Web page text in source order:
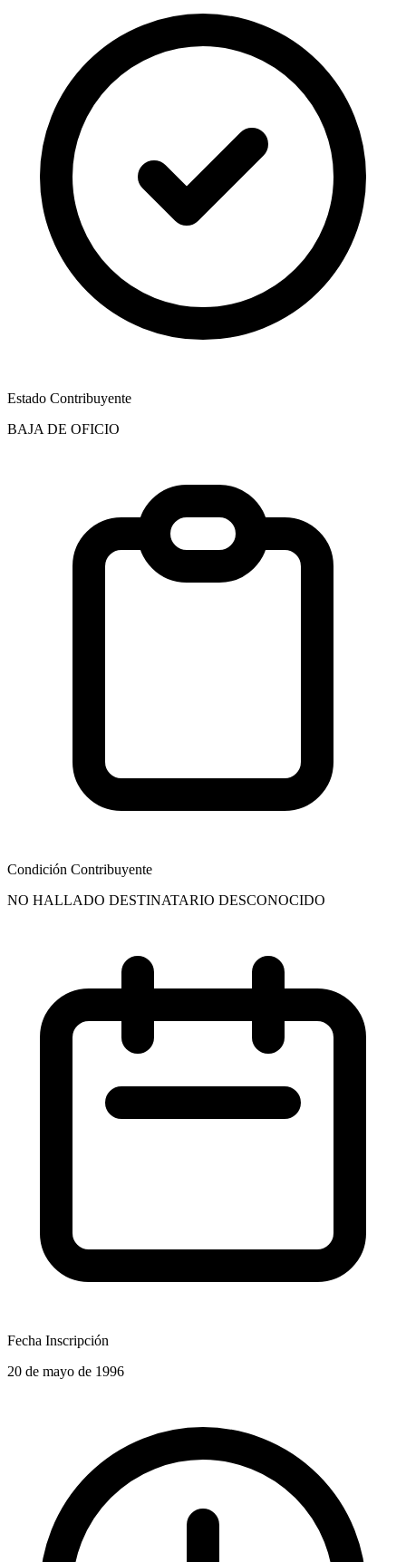
Estado Contribuyente
BAJA DE OFICIO
Condición Contribuyente
NO HALLADO DESTINATARIO DESCONOCIDO
Fecha Inscripción
20 de mayo de 1996